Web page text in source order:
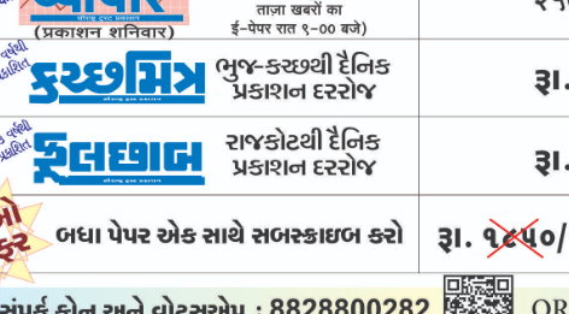
Sun, 2026
શિપિંગ ઉદ્યોગકાર સાથે 1.50 કરોડની ઠગાઈ
Sun, 2026
એપ ડાઉનલોડ કરાવવાનાં બહાને વૃદ્ધ સાથે 3.45 લાખની ઠગાઈ
Sun, 2026